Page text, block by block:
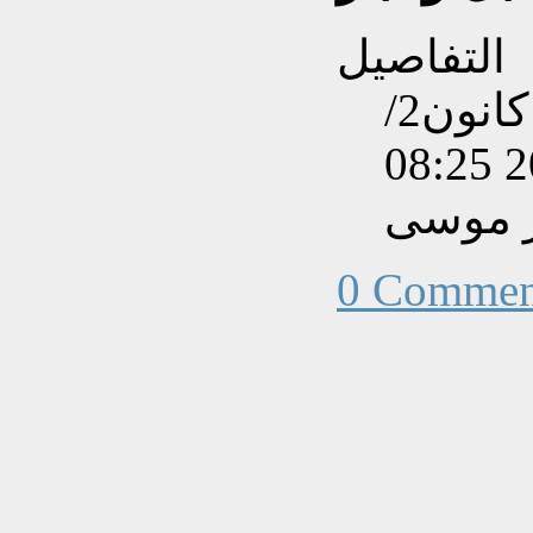
التفاصيل
تم إنشاءه بتاريخ الأربعاء, 02 كانون2/
موسى
0